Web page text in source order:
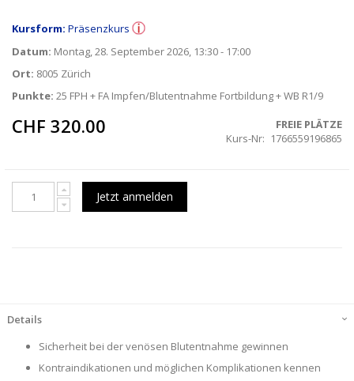
Kursform: Präsenzkurs
Datum: Montag, 28. September 2026, 13:30 - 17:00
Ort: 8005 Zürich
Punkte: 25 FPH + FA Impfen/Blutentnahme Fortbildung + WB R1/9
CHF 320.00
FREIE PLÄTZE
Kurs-Nr
1766559196865
Jetzt anmelden
Details
Sicherheit bei der venösen Blutentnahme gewinnen
Kontraindikationen und möglichen Komplikationen kennen